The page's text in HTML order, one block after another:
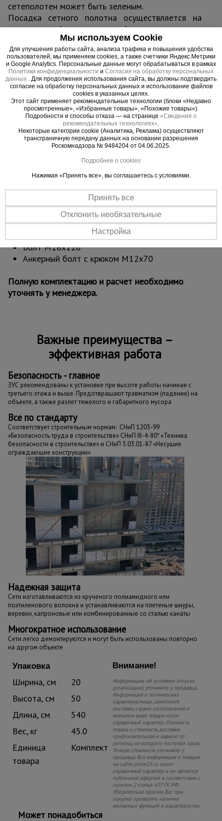
сетеполотен может быть зеленым.
Посадка сетного полотна осуществляется на
капроновые (полиэтиленовые) плетеные шнуры,
крученые веревки или канаты, комбинированные
(полипропилен + сталь) канаты
соответствующего диаметра.
Ориентирование ячеи — ромбическое или
квадратное.
Цена за кронштейн и 2 опоры в комплекте с
креплением.
Комплектность на кронштейн (1 шт.):
Опора нижняя для кронштейна ЗУС
Канат ПП-Т бобина 220 м (бухта)
Опора верхняя для кронштейна ЗУС
Гайка М16 цинк.
Карабин пожарный M12 DIN 5299
Анкер-болт M2 12/110
Шнур плетеный п/п Д=3 100 м (кратность
Болт M16x120
Анкерный болт с крюком M12x70
Полную комплектацию и расчет необходимо
уточнять у менеджера.
Важные преимущества –
эффективная работа
Безопасность - главное
ЗУС рекомендованы к установке при высоте работы начиная с
третьего этажа и выше. Предотвращают травматизм (падение) на
объекте, а также разлет тяжелого и габаритного мусора
Все по стандарту
Соответствует строительным нормам: СНиП 1203-99
«Безопасность труда в строительстве» СНиП III-4-80* «Техника
безопасности в строительстве» и СНиП 3.03.01-87 «Несущие
ограждающие конструкции»
Надежная защита
Сети изготавливаются из крученого полиамидного или
поэтиленового волокна и устанавливаются на плетеные шнуры,
веревки, капроновые или комбинированные со сталью канаты
Многократное использование
Сети легко демонтируются и могут быть использованы повторно
на другом объекте
Упаковка
Ширина, см
20
Высота, см
50
Длина, см
540
Вес, кг
45.0
Единица
товара
Комплект
Внимание!
Информацию об условиях отпуска
(реализации) уточняйте у продавца.
Информация о технических
характеристиках, комплекте
поставки, стране изготовления и
внешнем виде товара носит
справочный характер. Стоимость
товара и стоимость доставки
приблизительная и зависит от
региона, из которого поступил заказ.
Точную стоимость уточняйте у
продавца. Вся информация о товарах
на сайте prom23.ru носит
справочный характер и не является
публичной офертой в соответствии с
пунктом 2 статьи 437 ГК РФ.
Убедительно просим Вас при
покупке проверять наличие
желаемых функций и характеристик.
Может понадобиться
Мы используем Cookie
Для улучшения работы сайта, анализа трафика и повышения удобства
пользователей, мы применяем cookies, а также счетчики Яндекс.Метрики
и Google Analytics. Персональные данные могут обрабатываться в рамках
Политики конфиденциальности и Согласия на обработку персональных
данных . Для продолжения использования сайта, вы должны подтвердить
согласие на обработку персональных данных и использование файлов
cookies в указанных целях.
Этот сайт применяет рекомендательные технологии (блоки «Недавно
просмотренные», «Избранные товары», «Похожие товары»).
Подробности и способы отказа — на странице «Сведения о
рекомендательных технологиях».
Некоторые категории cookie (Аналитика, Реклама) осуществляют
трансграничную передачу данных на основании разрешения
Роскомнадзора № 9484204 от 04.06.2025.
Подробнее о cookies
Нажимая «Принять все», вы соглашаетесь с условиями.
Принять все
Отклонить необязательные
Настройка